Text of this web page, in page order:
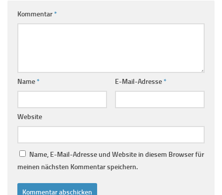
Kommentar*
Name* E-Mail-Adresse*
Website
Name, E-Mail-Adresse und Website in diesem Browser für
meinen nächsten Kommentar speichern.